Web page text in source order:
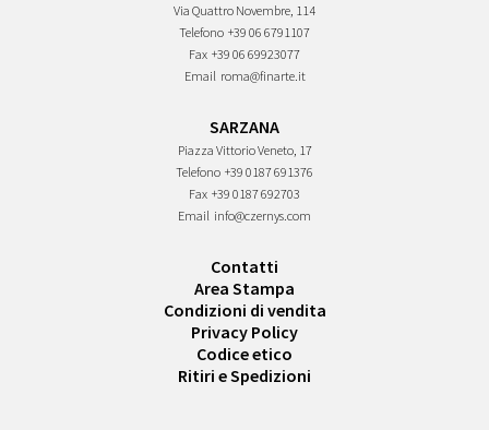
Via Quattro Novembre, 114
Telefono +39 06 6791107
Fax +39 06 69923077
Email roma@finarte.it
SARZANA
Piazza Vittorio Veneto, 17
Telefono +39 0187 691376
Fax +39 0187 692703
Email info@czernys.com
Contatti
Area Stampa
Condizioni di vendita
Privacy Policy
Codice etico
Ritiri e Spedizioni